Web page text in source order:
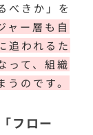
べきか」を
ャー層も自
追われるた
って、組織
のです。
フロー